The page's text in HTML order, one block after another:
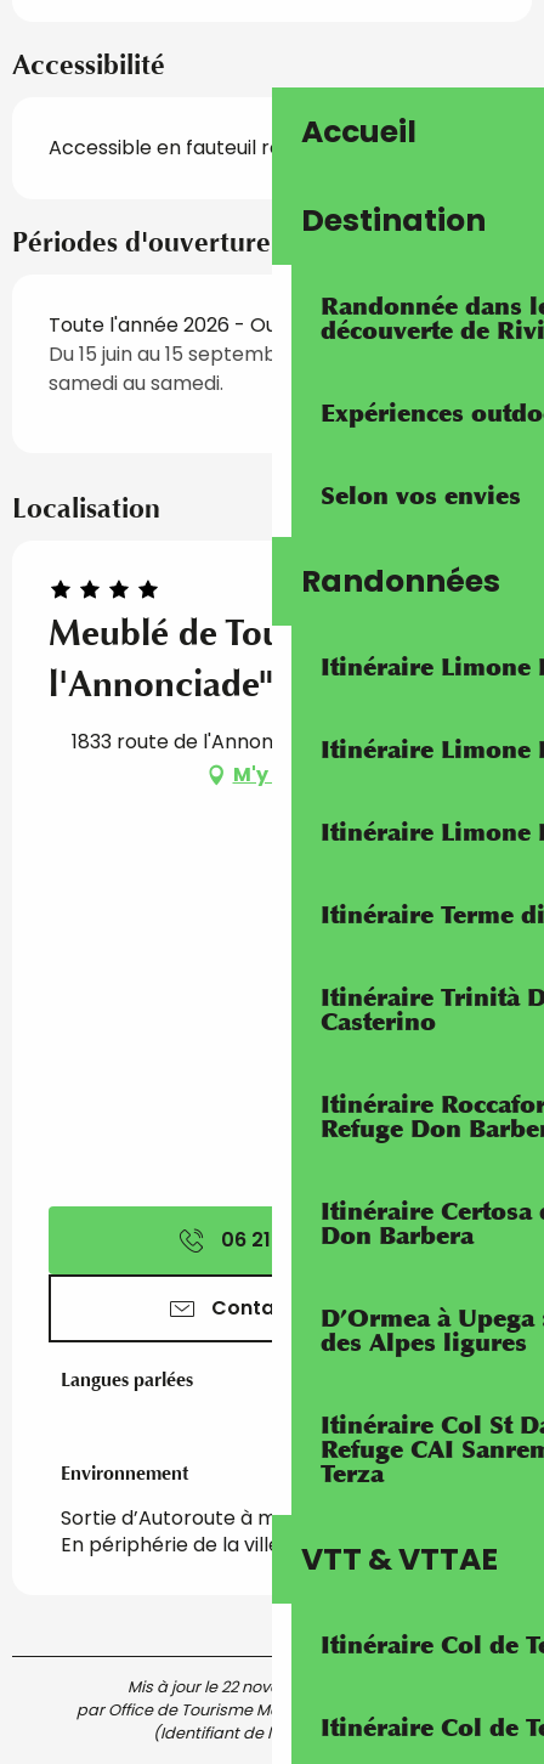
Accueil
Destination
Randonnée dans
découverte de
Expériences
Selon vos envies
Randonnées
Itinéraire Limone
Itinéraire Limone
Itinéraire Limone
Itinéraire Terme
Itinéraire Trinità
Casterino
Itinéraire
Refuge Don
Itinéraire Certosa
Don Barbera
D’Ormea à
des Alpes ligures
Itinéraire Col St
Refuge CAI
Terza
VTT & VTTAE
Itinéraire Col de
Itinéraire Col de
Accessibilité
Accessible en fauteuil roulant en autonomie
Périodes d'ouverture
Toute l'année 2026 - Ouvert tous les jours
Du 15 juin au 15 septembre, réservations du
samedi au samedi.
Localisation
Meublé de Tourisme "Villa
l'Annonciade"
1833 route de l'Annonciade, 06500 Menton
M'y rendre
06 21 46 94▒▒
Contactez-nous
Langues parlées
Langues parlées
Environnement
Environnement
Sortie d’Autoroute à moins de 5 km
En périphérie de la ville
Mis à jour le 22 novembre 2025 à 10:23
par Office de Tourisme Menton, Riviera & Merveilles
(Identifiant de l'offre :
6620239)